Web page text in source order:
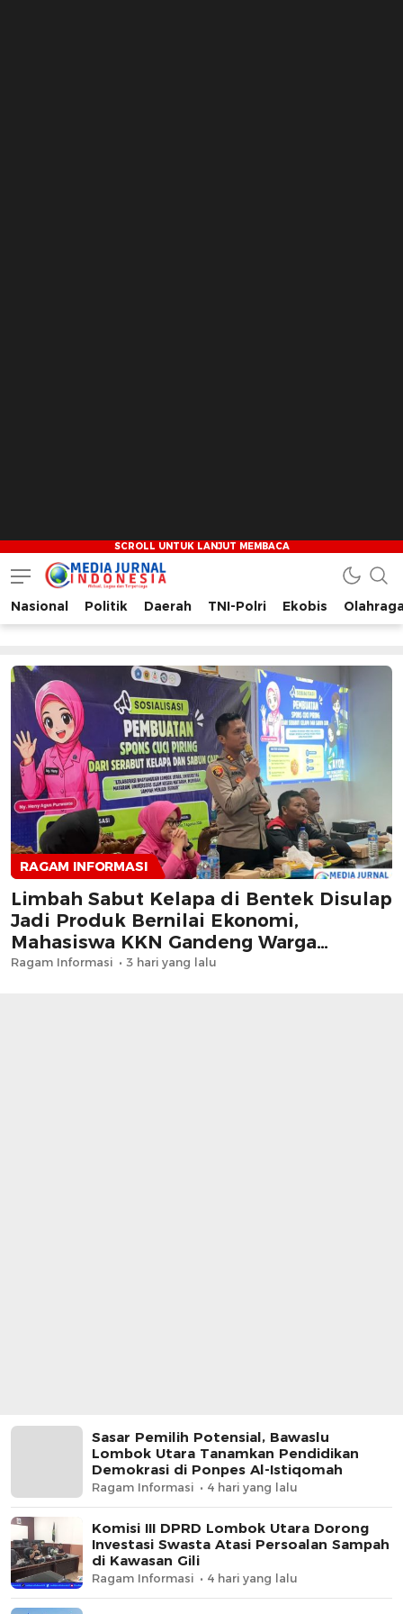
Media Jurnal Indonesia
Bersama Membangun Indonesia
Nasional Politik Daerah TNI-Polri Ekobis
RAGAM INFORMASI
Limbah Sabut Kelapa di Bentek Disulap
Jadi Produk Bernilai Ekonomi,
Mahasiswa KKN Gandeng Warga
Kembangkan UMKM
Ragam Informasi 3 hari yang lalu
Sasar Pemilih Potensial, Bawaslu
Lombok Utara Tanamkan Pendidikan
Demokrasi di Ponpes Al-Istiqomah
Ragam Informasi 4 hari yang lalu
Komisi III DPRD Lombok Utara Dorong
Investasi Swasta Atasi Persoalan Sampah
di Kawasan Gili
Ragam Informasi 4 hari yang lalu